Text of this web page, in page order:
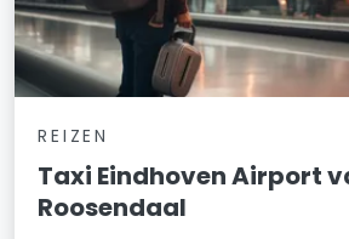
REIZEN
Taxi Eindhoven Airport
Roosendaal